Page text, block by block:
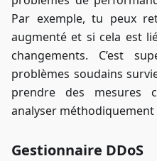
Par exemple, tu peux
augmenté et si cela est
changements. C’est
problèmes soudains
prendre des mesures
analyser méthodiquement
Gestionnaire DDoS